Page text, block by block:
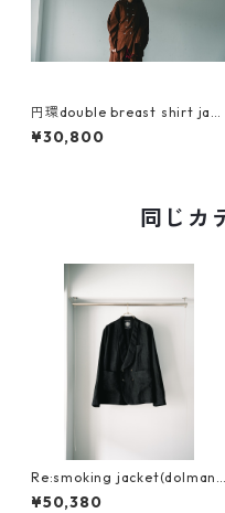
円環double breast shirt jack
et
¥30,800
同じカ
Re:smoking jacket(dolman
sleeve )
¥50,380